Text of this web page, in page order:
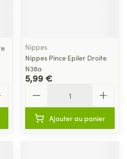
Nippes
Nippes Pince Epiler Droite
N38a
5,99 €
Ajouter au panier